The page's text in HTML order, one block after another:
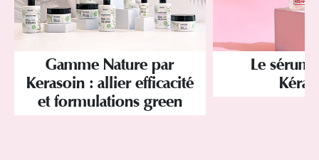
Gamme Nature par
Kerasoin : allier efficacité
et formulations green
Le sérum